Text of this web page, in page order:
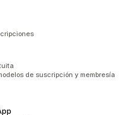
de suscripción y membresía